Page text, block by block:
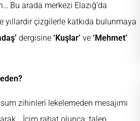
Bu arada merkezi Elazığ’da
yıllardır çizgilerle katkıda bulunmaya
dergisine ‘Kuşlar’ ve ‘Mehmet’
zihinleri lekelemeden mesajımı